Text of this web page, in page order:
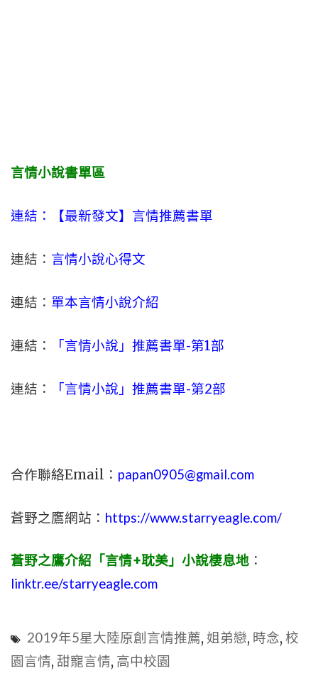
言情小說書單區
連結：【最新發文】 言情推薦書單
連結： 言情小說心得文
連結： 單本言情小說介紹
連結： 「言情小說」推薦書單-第1部
連結： 「言情小說」推薦書單-第2部
合作聯絡Email： papan0905@gmail.com
蒼野之鷹網站： https://www.starryeagle.com/
蒼野之鷹介紹「言情+耽美」小說棲息地 ：
linktr.ee/starryeagle.com
2019年5星大陸原創言情推薦, 姐弟戀, 時念, 校
園言情, 甜寵言情, 高中校園